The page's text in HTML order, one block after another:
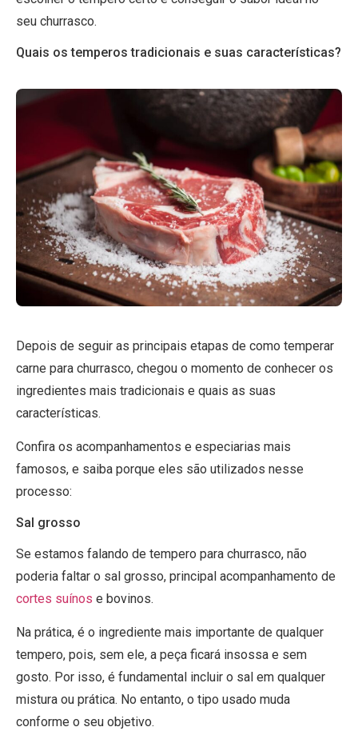
seu churrasco.
Quais os temperos tradicionais e suas características?
Depois de seguir as principais etapas de como temperar
carne para churrasco, chegou o momento de conhecer os
ingredientes mais tradicionais e quais as suas
características.
Confira os acompanhamentos e especiarias mais
famosos, e saiba porque eles são utilizados nesse
processo:
Sal grosso
Se estamos falando de tempero para churrasco, não
poderia faltar o sal grosso, principal acompanhamento de
cortes suínos e bovinos.
Na prática, é o ingrediente mais importante de qualquer
tempero, pois, sem ele, a peça ficará insossa e sem
gosto. Por isso, é fundamental incluir o sal em qualquer
mistura ou prática. No entanto, o tipo usado muda
conforme o seu objetivo.